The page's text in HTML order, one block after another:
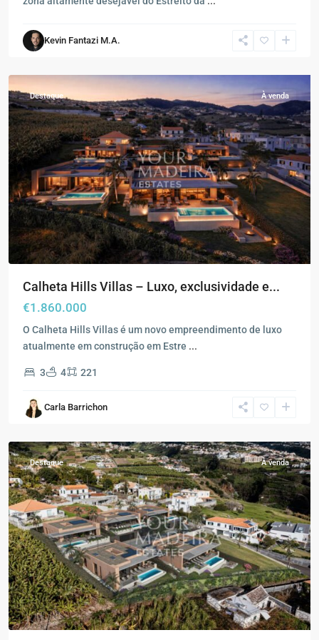
Kevin Fantazi M.A.
Calheta
Estreito
da
Destaque À venda
Calheta Hills Villas – Luxo, exclusividade e...
€1.860.000
O Calheta Hills Villas é um novo empreendimento de luxo
atualmente em construção em Estre ...
3 4 221
Carla Barrichon
Estreito
da
Destaque À venda